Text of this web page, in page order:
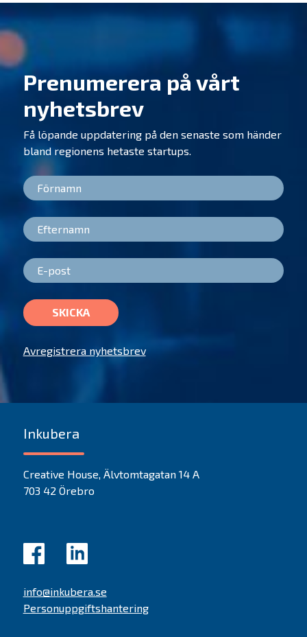
Prenumerera på vårt
nyhetsbrev
Få löpande uppdatering på den senaste som händer
bland regionens hetaste startups.
SKICKA
Avregistrera nyhetsbrev
Inkubera
Creative House, Älvtomtagatan 14 A
703 42 Örebro
info@inkubera.se
Personuppgiftshantering